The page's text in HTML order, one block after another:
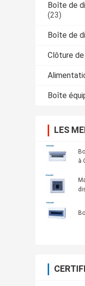
Boîte de
(23)
Boîte de
Clôture
Boîte
LES
à